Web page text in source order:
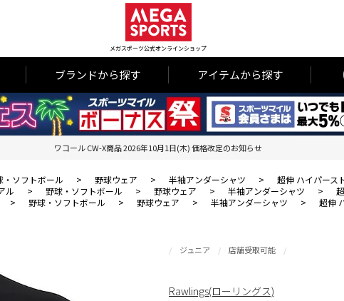
メガスポーツ公式オンラインショップ
ブランドから探す アイテムから探す
ワコール CW-X商品 2026年10月1日(木) 価格改定のお知らせ
・ソフトボール > 野球ウェア > 半袖アンダーシャツ >
超伸 ハイパース
ル > 野球・ソフトボール > 野球ウェア > 半袖アンダーシャツ >
> 野球・ソフトボール > 野球ウェア > 半袖アンダーシャツ > 超伸
ジュニア 店舗受取可能
Rawlings(ローリングス)